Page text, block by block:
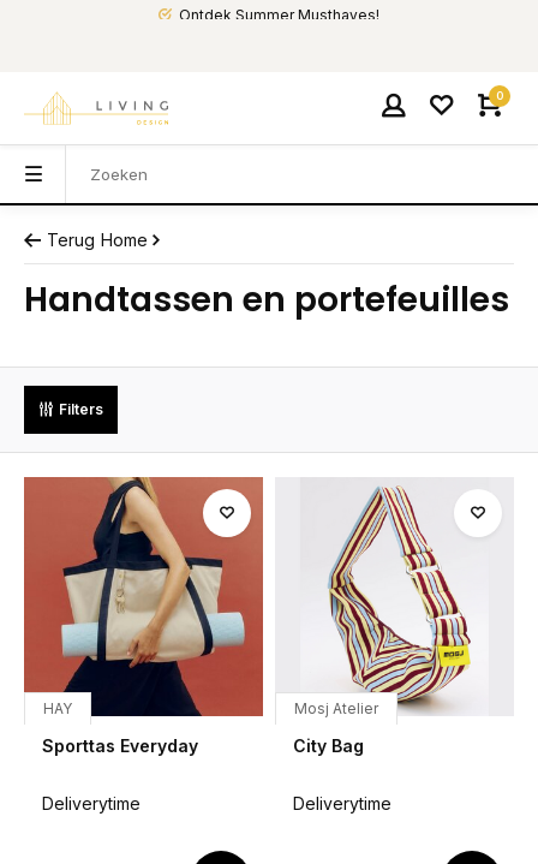
Ontdek Summer Musthaves!
0
Terug Home
Handtassen en portefeuilles
Filters
HAY
Sporttas Everyday
Deliverytime
Mosj Atelier
City Bag
Deliverytime